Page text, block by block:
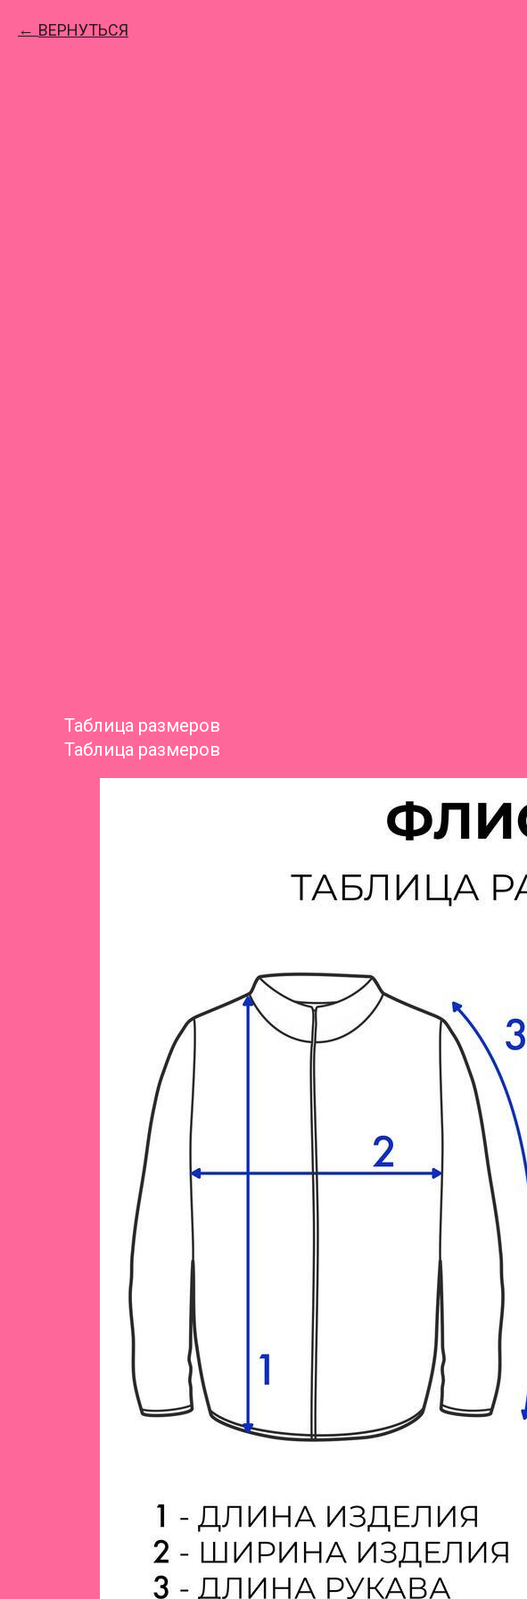
ВЕРНУТЬСЯ
Таблица размеров
Таблица размеров